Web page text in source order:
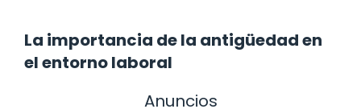
La importancia de la antigüedad en
el entorno laboral
Anuncios